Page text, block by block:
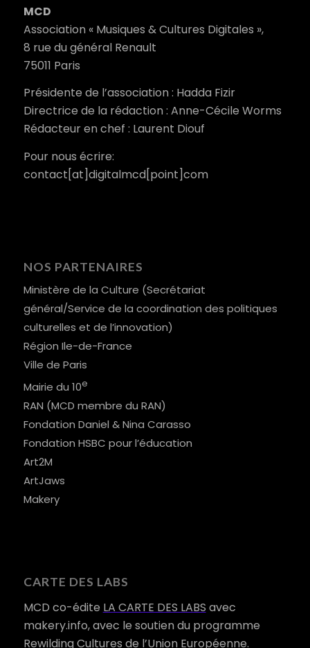
MCD
Association « Musiques & Cultures Digitales »,
8 rue du général Renault
75011 Paris
Présidente de l’association : Hadda Fizir
Directrice de la rédaction : Anne-Cécile Worms
Rédacteur en chef : Laurent Diouf
Pour nous écrire:
contact[at]digitalmcd[point]com
NOS PARTENAIRES
Ministère de la Culture (Secrétariat
général/Service de la coordination des politiques
culturelles et de l’innovation)
Région Ile-de-France
Ville de Paris
Mairie du 10e
RAN (MCD membre du RAN)
Fondation Daniel & Nina Carasso
Fondation HSBC pour l’éducation
Art2M
ArtJaws
Makery
CARTE DES LABS
MCD co-édite LA CARTE DES LABS avec
makery.info, avec le soutien du programme
Rewilding Cultures de l’Union Européenne.